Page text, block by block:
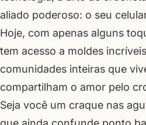
aliado poderoso: o seu
Hoje, com apenas alguns
tem acesso a moldes
comunidades inteiras que
compartilham o amor pelo
Seja você um craque nas